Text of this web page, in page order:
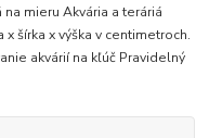
mieru Akvária a teráriá
šírka x výška v centimetroch.
akvárií na kľúč Pravidelný